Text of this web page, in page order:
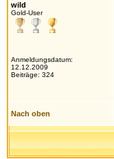
wild
Gold-User
Anmeldungsdatum:
12.12.2009
Beiträge: 324
Nach oben